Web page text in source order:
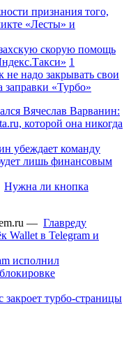
признания того,
«Лесты» и
скорую помощь
1
не надо закрывать свои
«Турбо»
Вячеслав Варванин:
которой она никогда
убеждает команду
лишь финансовым
Нужна ли кнопка
— Главреду
Wallet в Telegram и
исполнил
закроет турбо-страницы